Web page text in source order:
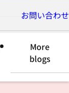
お問い合わせ
More
blogs